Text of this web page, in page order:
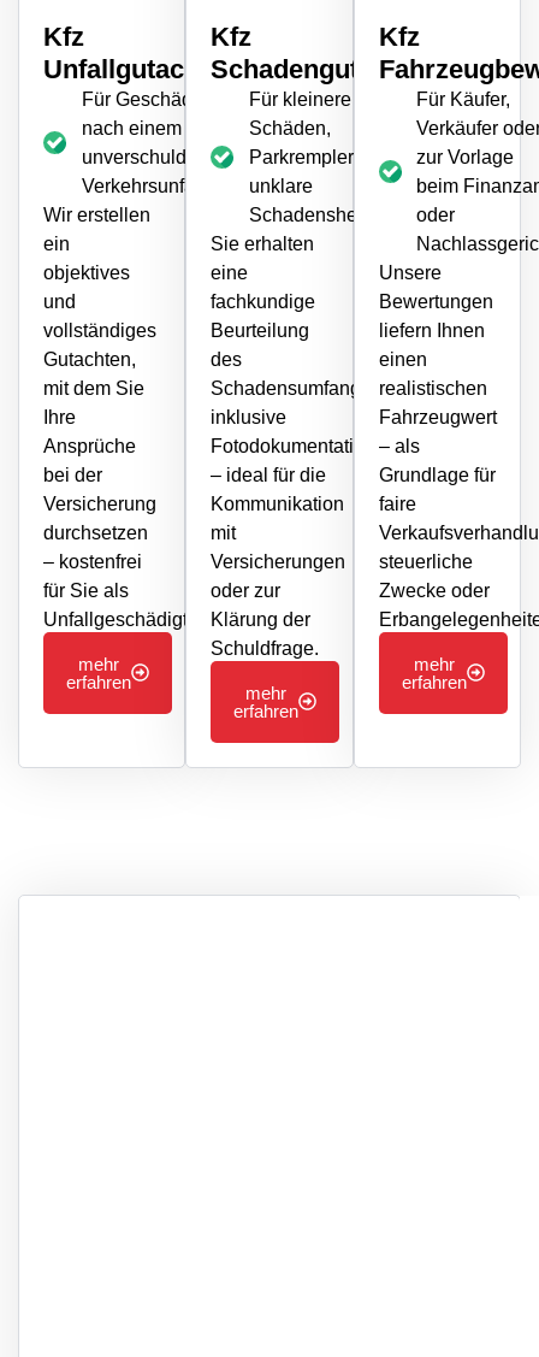
Kfz
Unfallgutachten
Für Geschädigte
nach einem
unverschuldeten
Verkehrsunfall
Wir erstellen
ein
objektives
und
vollständiges
Gutachten,
mit dem Sie
Ihre
Ansprüche
bei der
Versicherung
durchsetzen
– kostenfrei
für Sie als
Unfallgeschädigter.
mehr
erfahren
Kfz
Schadengutachten
Für kleinere
Schäden,
Parkrempler oder
unklare
Schadensherkunft
Sie erhalten
eine
fachkundige
Beurteilung
des
Schadensumfangs
inklusive
Fotodokumentation
– ideal für die
Kommunikation
mit
Versicherungen
oder zur
Klärung der
Schuldfrage.
mehr
erfahren
Kfz
Für Käufer,
Verkäufer
zur Vorlage
beim
oder
Unsere
Bewertungen
liefern Ihnen
einen
realistischen
Fahrzeugwert
– als
Grundlage für
faire
steuerliche
Zwecke oder
mehr
erfahren